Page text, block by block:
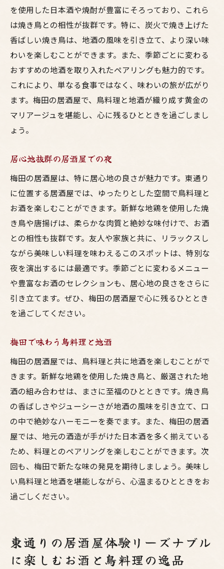
を使用した日本酒や焼酎が豊富にそろっており、これら
は焼き鳥との相性が抜群です。特に、炭火で焼き上げた
香ばしい焼き鳥は、地酒の風味を引き立て、より深い味
わいを楽しむことができます。また、季節ごとに変わる
おすすめの地酒を取り入れたペアリングも魅力的です。
これにより、単なる食事ではなく、味わいの旅が広がり
ます。梅田の居酒屋で、鳥料理と地酒が織り成す黄金の
マリアージュを堪能し、心に残るひとときを過ごしまし
ょう。
居心地抜群の居酒屋での夜
梅田の居酒屋は、特に居心地の良さが魅力です。東通り
に位置する居酒屋では、ゆったりとした空間で鳥料理と
お酒を楽しむことができます。新鮮な地鶏を使用した焼
き鳥や唐揚げは、柔らかな肉質と絶妙な味付けで、お酒
との相性も抜群です。友人や家族と共に、リラックスし
ながら美味しい料理を味わえるこのスポットは、特別な
夜を演出するには最適です。季節ごとに変わるメニュー
や豊富なお酒のセレクションも、居心地の良さをさらに
引き立てます。ぜひ、梅田の居酒屋で心に残るひととき
を過ごしてください。
梅田で味わう鳥料理と地酒
梅田の居酒屋では、鳥料理と共に地酒を楽しむことがで
きます。新鮮な地鶏を使用した焼き鳥と、厳選された地
酒の組み合わせは、まさに至福のひとときです。焼き鳥
の香ばしさやジューシーさが地酒の風味を引き立て、口
の中で絶妙なハーモニーを奏でます。また、梅田の居酒
屋では、地元の酒造が手がけた日本酒を多く揃えている
ため、料理とのペアリングを楽しむことができます。次
回も、梅田で新たな味の発見を期待しましょう。美味し
い鳥料理と地酒を堪能しながら、心温まるひとときをお
過ごしください。
東通りの居酒屋体験リーズナブル
に楽しむお酒と鳥料理の逸品